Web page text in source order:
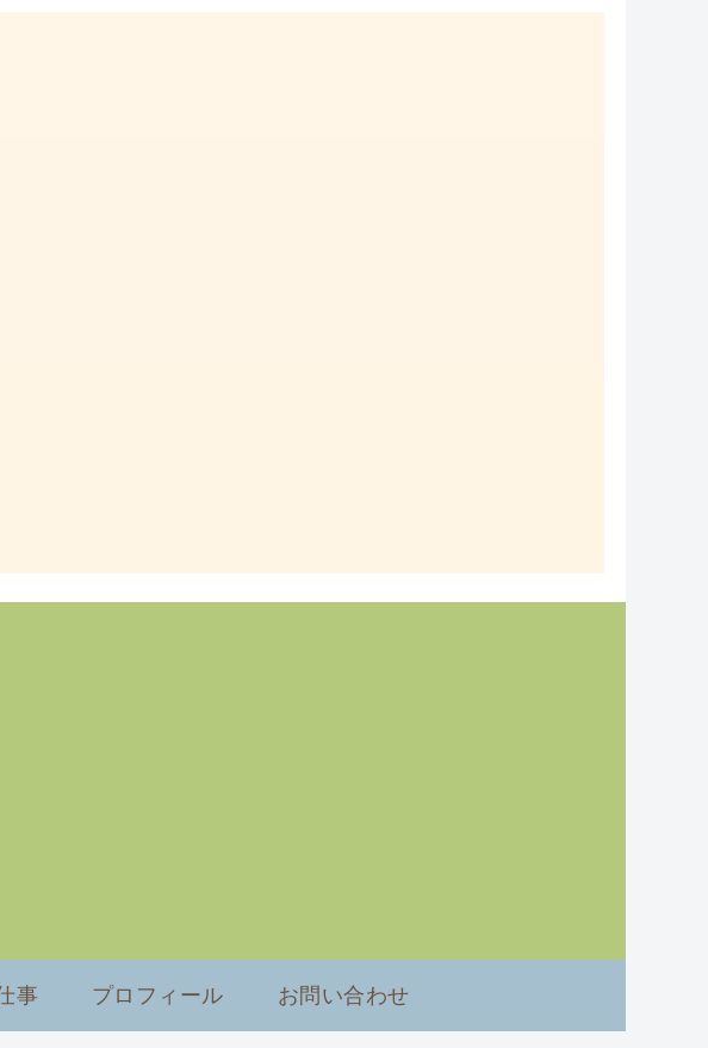
事 プロフィール お問い合わせ